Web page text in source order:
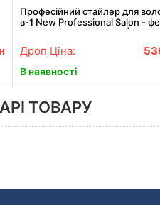
Професійний стайлер для
в-1 New Professional Salon -
випрямляч і укладання | 600W |
Дроп Ціна:
В наявності
ТОВАРУ